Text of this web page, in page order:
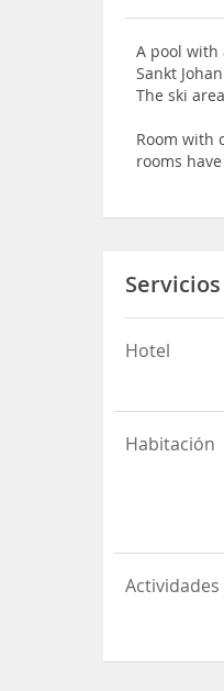
A pool with
Sankt
The ski
Room with
rooms
Servicios
Hotel
Habitación
Actividades